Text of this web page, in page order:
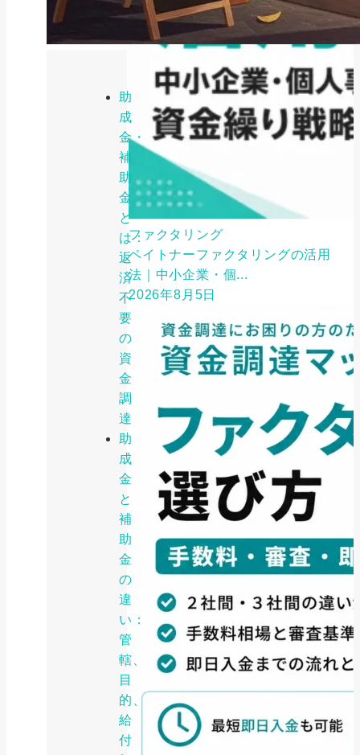
助
成
金・
補
助
金
と
は：
返
済
不
要
の
資
金
調
達
助
成
金
と
補
助
金
の
違
い：
管
轄、
目
的、
給
付
ファクタリング
ペイトナーファクタリングの活用
法｜中小企業・個...
2026年8月5日